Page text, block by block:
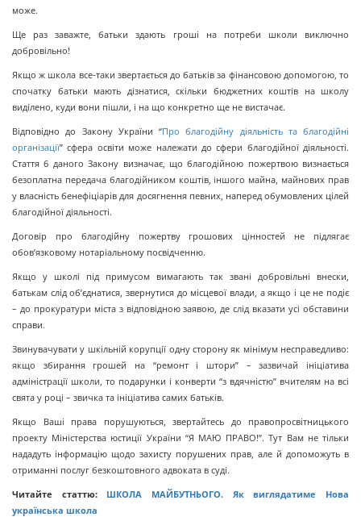
може.
Ще раз заважте, батьки здають гроші на потреби школи виключно
добровільно!
Якщо ж школа все-таки звертається до батьків за фінансовою допомогою, то
спочатку батьки мають дізнатися, скільки бюджетних коштів на школу
виділено, куди вони пішли, і на що конкретно ще не вистачає.
Відповідно до Закону України “Про благодійну діяльність та благодійні
організації” сфера освіти може належати до сфери благодійної діяльності.
Стаття 6 даного Закону визначає, що благодійною пожертвою визнається
безоплатна передача благодійником коштів, іншого майна, майнових прав
у власність бенефіціарів для досягнення певних, наперед обумовлених цілей
благодійної діяльності.
Договір про благодійну пожертву грошових цінностей не підлягає
обов’язковому нотаріальному посвідченню.
Якщо у школі під примусом вимагають так звані добровільні внески,
батькам слід об’єднатися, звернутися до місцевої влади, а якщо і це не подіє
– до прокуратури міста з відповідною заявою, де слід вказати усі обставини
справи.
Звинувачувати у шкільній корупції одну сторону як мінімум несправедливо:
якщо збирання грошей на “ремонт і штори” – зазвичай ініціатива
адміністрації школи, то подарунки і конверти “з вдячністю” вчителям на всі
свята у році – звичка та ініціатива самих батьків.
Якщо Ваші права порушуються, звертайтесь до правопросвітницького
проекту Міністерства юстиції України “Я МАЮ ПРАВО!”. Тут Вам не тільки
нададуть інформацію щодо захисту порушених прав, але й допоможуть в
отриманні послуг безкоштовного адвоката в суді.
Читайте статтю: ШКОЛА МАЙБУТНЬОГО. Як виглядатиме Нова
українська школа